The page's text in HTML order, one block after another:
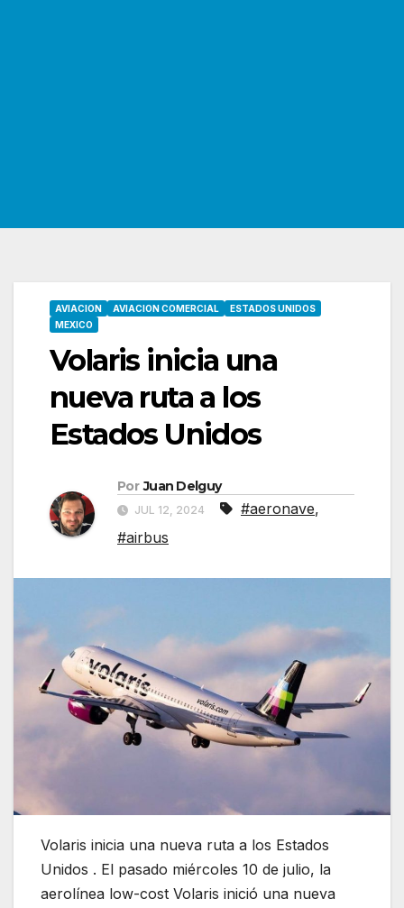
AVIACION AVIACION COMERCIAL
ESTADOS UNIDOS
MEXICO
Volaris inicia una
nueva ruta a los
Estados Unidos
Por Juan Delguy
JUL 12, 2024 #aeronave,
#airbus
Volaris inicia una nueva ruta a los Estados
Unidos . El pasado miércoles 10 de julio, la
aerolínea low-cost Volaris inició una nueva